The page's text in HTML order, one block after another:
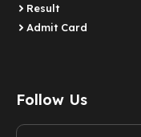
Result
Admit Card
Follow Us